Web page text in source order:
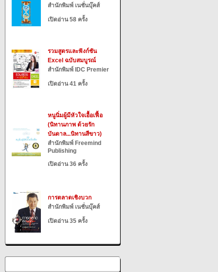
สำนักพิมพ์ เนชั่นบุ๊คส์
เปิดอ่าน 58 ครั้ง
รวมสูตรและฟังก์ชัน
Excel ฉบับสมบูรณ์
สำนักพิมพ์ IDC Premier
เปิดอ่าน 41 ครั้ง
หนูนิ่มผู้มีหัวใจเอื้อเฟื้อ
(นิทานภาพ ด้วยรัก
บันดาล...นิทานสีขาว)
สำนักพิมพ์ Freemind
Publishing
เปิดอ่าน 36 ครั้ง
การตลาดเชิงบวก
สำนักพิมพ์ เนชั่นบุ๊คส์
เปิดอ่าน 35 ครั้ง